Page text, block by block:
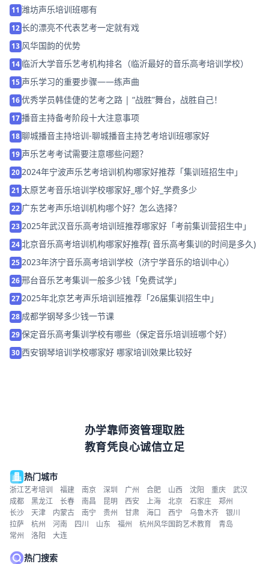
11 潍坊声乐培训班哪有
12长的漂亮不代表艺考一定就有戏
13 风华国韵的优势
14 临沂大学音乐艺考机构排名（临沂最好的音乐高考培训学校）
15 声乐学习的重要步骤——练声曲
16优秀学员韩佳倢的艺考之路 | “战胜”舞台，战胜自己！
17播音主持备考阶段十大注意事项
18聊城播音主持培训-聊城播音主持艺考培训班哪家好
19 声乐艺考考试需要注意哪些问题？
20 2024年宁波声乐艺考培训机构哪家好推荐「集训班招生中」
21 太原艺考音乐培训学校哪家好_哪个好_学费多少
22 广东艺考声乐培训机构哪个好？怎么选择？
23 2025年武汉音乐高考培训班推荐哪家好「考前集训营招生中」
24 北京音乐高考培训机构哪家好推荐( 音乐高考集训的时间是多久)
25 2023年济宁音乐高考培训学校（济宁学音乐的培训中心）
26邢台音乐艺考集训一般多少钱「免费试学」
27 2025年北京艺考声乐培训班推荐「26届集训招生中」
28 成都学钢琴多少钱一节课
29保定音乐高考集训学校有哪些（保定音乐培训班哪个好）
30西安钢琴培训学校哪家好 哪家培训效果比较好
办学靠师资管理取胜
教育凭良心诚信立足
热门城市
浙江艺考培训 福建 南京 深圳 广州 合肥 山西 沈阳 重庆
武汉
成都
黑龙江 长春 南昌 昆明 西安 上海 北京 石家庄
郑州
长沙
天津 内蒙古 南宁 贵州 甘肃 海口 西宁 乌鲁木齐
银川
拉萨
杭州 河南 四川 山东 福州 杭州风华国韵艺术教育
青岛
常州
洛阳 大连
热门搜索